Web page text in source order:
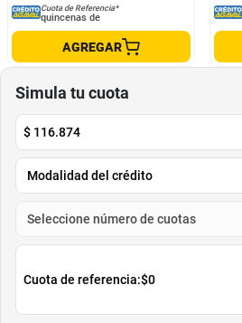
Cuota de Referencia*
quincenas de
AGREGAR
Simula tu cuota
$ 116.874
Cuota de referencia:$0